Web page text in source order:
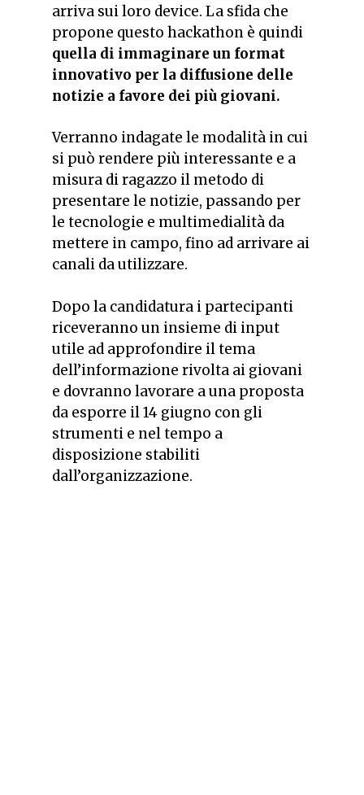
arriva sui loro device. La sfida che
propone questo hackathon è quindi
quella di immaginare un format
innovativo per la diffusione delle
notizie a favore dei più giovani.
Verranno indagate le modalità in cui
si può rendere più interessante e a
misura di ragazzo il metodo di
presentare le notizie, passando per
le tecnologie e multimedialità da
mettere in campo, fino ad arrivare ai
canali da utilizzare.
Dopo la candidatura i partecipanti
riceveranno un insieme di input
utile ad approfondire il tema
dell’informazione rivolta ai giovani
e dovranno lavorare a una proposta
da esporre il 14 giugno con gli
strumenti e nel tempo a
disposizione stabiliti
dall’organizzazione.